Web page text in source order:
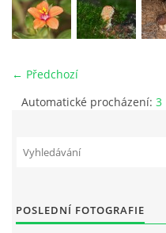
© 2026 eStránky.cz
← Předchozí
Automatické procházení: 3
POSLEDNÍ FOTOGRAFIE